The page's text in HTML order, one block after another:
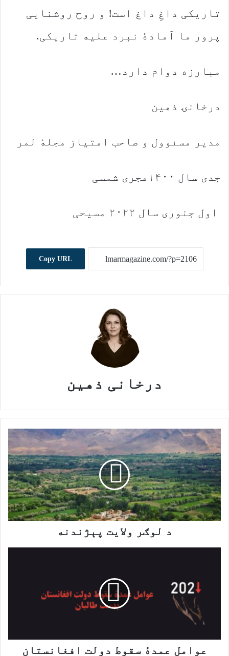
تاریکی داغِ داغ است! و روح روشنایی
پرور ما آمادهٔ نبرد علیه تاریکی.
مبارزه دوام دارد…
درخانۍ ذهین
مدیر مسئوول و صاحب امتیاز مجلهٔ لمر
جدی سال ۱۴۰۰هجری شمسی
اول جنوری سال ۲۰۲۲ مسیحی
Copy URL
درخانی ذهین
د
لوګر
ولایت
پېژندنه
د لوګر ولایت پېژندنه
‬طالبان